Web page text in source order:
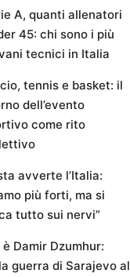
A, quanti allenatori
45: chi sono i più
tecnici in Italia
tennis e basket: il
dell’evento
come rito
avverte l’Italia:
più forti, ma si
tutto sui nervi”
è Damir Dzumhur:
guerra di Sarajevo al